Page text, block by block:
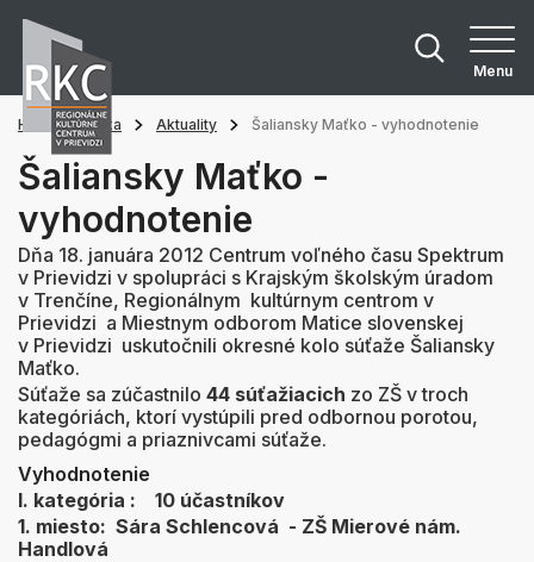
Menu
Hlavná stránka Aktuality Šaliansky Maťko - vyhodnotenie
Šaliansky Maťko -
vyhodnotenie
Dňa 18. januára 2012 Centrum voľného času Spektrum
v Prievidzi v spolupráci s Krajským školským úradom
v Trenčíne, Regionálnym kultúrnym centrom v
Prievidzi a Miestnym odborom Matice slovenskej
v Prievidzi uskutočnili okresné kolo súťaže Šaliansky
Maťko.
Súťaže sa zúčastnilo 44 súťažiacich zo ZŠ v troch
kategóriách, ktorí vystúpili pred odbornou porotou,
pedagógmi a priaznivcami súťaže.
Vyhodnotenie
I. kategória : 10 účastníkov
1. miesto: Sára Schlencová - ZŠ Mierové nám.
Handlová